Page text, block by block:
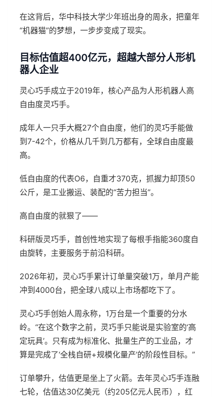
在这背后，华中科技大学少年班出身的周永，把童年
“机器猫”的梦想，一步步变成了现实。
目标估值超400亿元，超越大部分人形机
器人企业
灵心巧手成立于2019年，核心产品为人形机器人高
自由度灵巧手。
成年人一只手大概27个自由度，他们的灵巧手能做
到7-42个，价格从几千到几万都有，全球自由度最
高。
低自由度的代表O6，自重才370克，抓握力却顶50
公斤，是工业搬运、装配的“苦力担当”。
高自由度的就狠了——
科研版灵巧手，首创性地实现了每根手指能360度自
由旋转，主要服务于前沿科研。
2026年初，灵心巧手累计订单量突破1万，单月产能
冲到4000台，把全球八成以上市场都吃下了。
灵心巧手创始人周永称，1万台是一个重要的分水
岭。“在这个数字之前，灵巧手只能说是实验室的‘高
定玩具’。只有成为标准化、批量生产的工业品，才
算是完成了‘全栈自研+规模化量产’的阶段性目标。”
订单攀升，估值更是坐上了火箭。去年灵心巧手连融
七轮，估值达30亿美元（约205亿元人民币），红